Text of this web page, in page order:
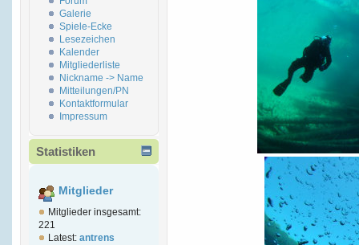
Galerie
Spiele-Ecke
Lesezeichen
Kalender
Mitgliederliste
Nickname -> Name
Mitteilungen/PN
Kontaktformular
Impressum
Statistiken
Mitglieder
Mitglieder insgesamt:
221
Latest: antrens